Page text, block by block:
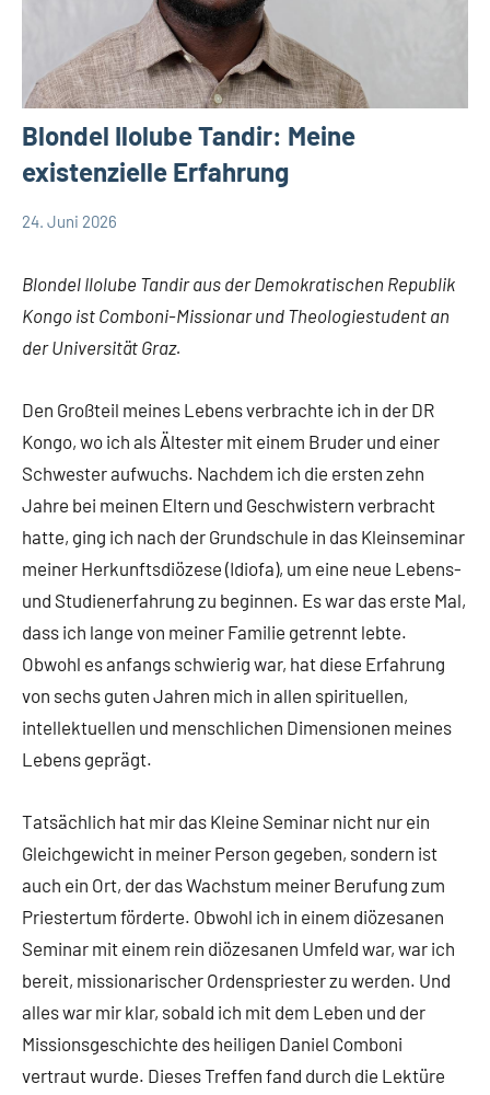
Blondel Ilolube Tandir: Meine
existenzielle Erfahrung
24. Juni 2026
Blondel Ilolube Tandir aus der Demokratischen Republik
Kongo ist Comboni-Missionar und Theologiestudent an
der Universität Graz.
Den Großteil meines Lebens verbrachte ich in der DR
Kongo, wo ich als Ältester mit einem Bruder und einer
Schwester aufwuchs. Nachdem ich die ersten zehn
Jahre bei meinen Eltern und Geschwistern verbracht
hatte, ging ich nach der Grundschule in das Kleinseminar
meiner Herkunftsdiözese (Idiofa), um eine neue Lebens-
und Studienerfahrung zu beginnen. Es war das erste Mal,
dass ich lange von meiner Familie getrennt lebte.
Obwohl es anfangs schwierig war, hat diese Erfahrung
von sechs guten Jahren mich in allen spirituellen,
intellektuellen und menschlichen Dimensionen meines
Lebens geprägt.
Tatsächlich hat mir das Kleine Seminar nicht nur ein
Gleichgewicht in meiner Person gegeben, sondern ist
auch ein Ort, der das Wachstum meiner Berufung zum
Priestertum förderte. Obwohl ich in einem diözesanen
Seminar mit einem rein diözesanen Umfeld war, war ich
bereit, missionarischer Ordenspriester zu werden. Und
alles war mir klar, sobald ich mit dem Leben und der
Missionsgeschichte des heiligen Daniel Comboni
vertraut wurde. Dieses Treffen fand durch die Lektüre